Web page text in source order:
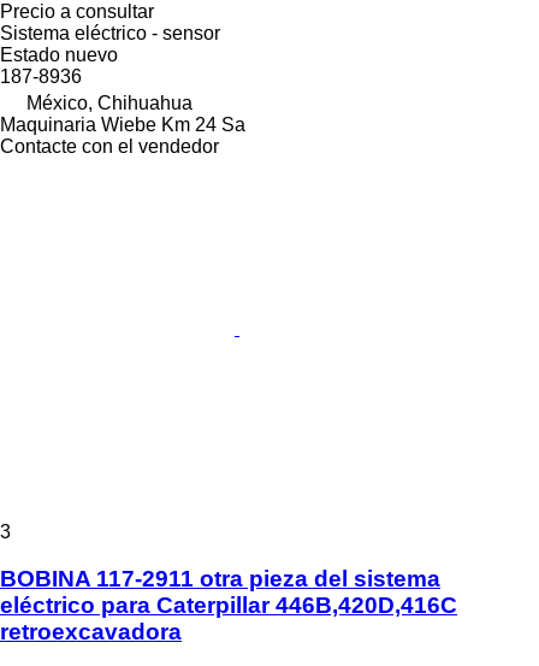
Precio a consultar
Sistema eléctrico - sensor
Estado nuevo
187-8936
México, Chihuahua
Maquinaria Wiebe Km 24 Sa
Contacte con el vendedor
3
BOBINA 117-2911 otra pieza del sistema
eléctrico para Caterpillar 446B,420D,416C
retroexcavadora